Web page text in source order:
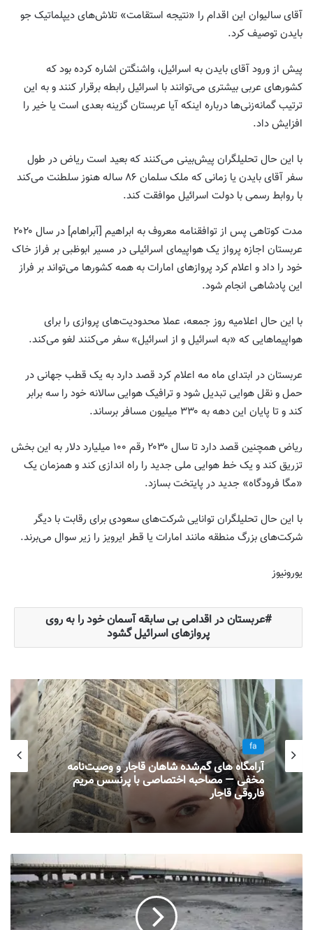
آقای سالیوان این اقدام را «نتیجه استقامت» تلاش‌های دیپلماتیک جو
بایدن توصیف کرد.
پیش از ورود آقای بایدن به اسرائیل، واشنگتن اشاره کرده بود که
کشورهای عربی بیشتری می‌توانند با اسرائیل رابطه برقرار کنند و به این
ترتیب گمانه‌زنی‌ها درباره اینکه آیا عربستان گزینه بعدی است یا خیر را
افزایش داد.
با این حال تحلیلگران پیش‌بینی می‌کنند که بعید است ریاض در طول
سفر آقای بایدن یا زمانی که ملک سلمان ۸۶ ساله هنوز سلطنت می‌کند
با روابط رسمی با دولت اسرائیل موافقت کند.
مدت کوتاهی پس از توافقنامه معروف به ابراهیم [آبراهام] در سال ۲۰۲۰
عربستان اجازه پرواز یک هواپیمای اسرائیلی در مسیر ابوظبی بر فراز خاک
خود را داد و اعلام کرد پروازهای امارات به همه کشورها می‌تواند بر فراز
این پادشاهی انجام شود.
با این حال اعلامیه روز جمعه، عملا محدودیت‌های پروازی را برای
هواپیماهایی که «به اسرائیل و از اسرائیل» سفر می‌کنند لغو می‌کند.
عربستان در ابتدای ماه مه اعلام کرد قصد دارد به یک قطب جهانی در
حمل و نقل هوایی تبدیل شود و ترافیک هوایی سالانه خود را سه برابر
کند و تا پایان این دهه به ۳۳۰ میلیون مسافر برساند
.
ریاض همچنین قصد دارد تا سال ۲۰۳۰ رقم ۱۰۰ میلیارد دلار به این بخش
تزریق کند و یک خط هوایی ملی جدید را راه اندازی کند و همزمان یک
«مگا فرودگاه» جدید در پایتخت بسازد.
با این حال تحلیلگران توانایی شرکت‌های سعودی برای رقابت با دیگر
شرکت‌های بزرگ منطقه مانند امارات یا قطر ایرویز را زیر سوال می‌برند.
یورونیوز
عربستان در اقدامی بی سابقه آسمان خود را به روی
پروازهای اسرائیل گشود
fa
آرامگاه های گم‌شده شاهان قاجار و وصیت‌نامه
مخفی — مصاحبه اختصاصی با پرنسس مریم
فاروقی قاجار